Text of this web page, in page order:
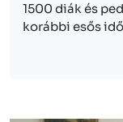
1500 diák és
korábbi esős